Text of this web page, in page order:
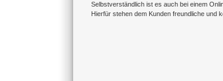
Selbstverständlich ist es auch bei einem
Hierfür stehen dem Kunden freundliche und